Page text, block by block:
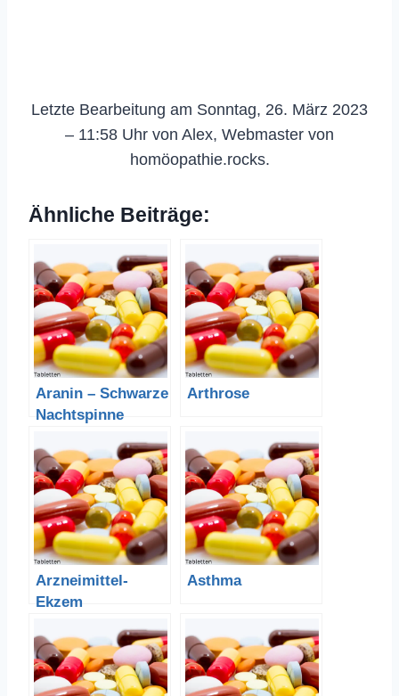
Letzte Bearbeitung am Sonntag, 26. März 2023
– 11:58 Uhr von Alex, Webmaster von
homöopathie.rocks.
Ähnliche Beiträge:
Aranin – Schwarze
Nachtspinne
Arthrose
Arzneimittel-
Ekzem
Asthma